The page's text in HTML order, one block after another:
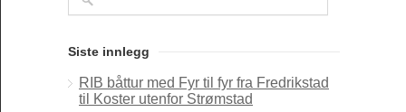
Siste innlegg
RIB båttur med Fyr til fyr fra Fredrikstad
til Koster utenfor Strømstad